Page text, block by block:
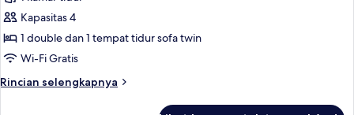
1
kamar
tidur
Tower
Kapasitas 4
1 double dan 1 tempat tidur sofa twin
Wi-Fi Gratis
Rincian selengkapnya
Rincian